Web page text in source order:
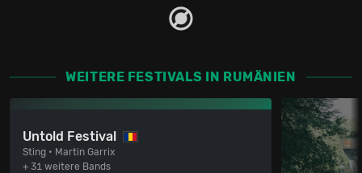
WEITERE FESTIVALS IN RUMÄNIEN
Untold Festival
Sting • Martin Garrix
+ 31 weitere Bands